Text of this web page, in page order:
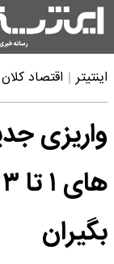
اینتیتر اقتصاد کلان
واریزی
بگیران